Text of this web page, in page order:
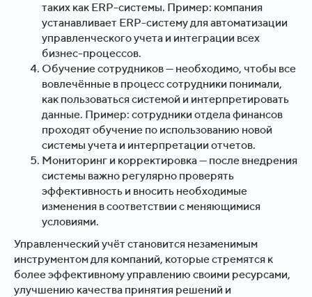
таких как ERP-системы. Пример: компания
устанавливает ERP-систему для автоматизации
управленческого учета и интеграции всех
бизнес-процессов.
Обучение сотрудников — необходимо, чтобы все
вовлечённые в процесс сотрудники понимали,
как пользоваться системой и интерпретировать
данные. Пример: сотрудники отдела финансов
проходят обучение по использованию новой
системы учета и интерпретации отчетов.
Мониторинг и корректировка — после внедрения
системы важно регулярно проверять
эффективность и вносить необходимые
изменения в соответствии с меняющимися
условиями.
Управленческий учёт становится незаменимым
инструментом для компаний, которые стремятся к
более эффективному управлению своими ресурсами,
улучшению качества принятия решений и